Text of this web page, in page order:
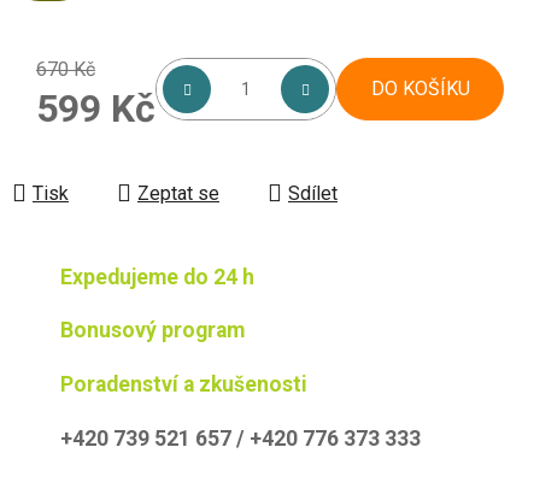
670 Kč
599 Kč DO KOŠÍKU
Tisk Zeptat se Sdílet
Expedujeme do 24 h
Bonusový program
Poradenství a zkušenosti
+420 739 521 657 / +420 776 373 333